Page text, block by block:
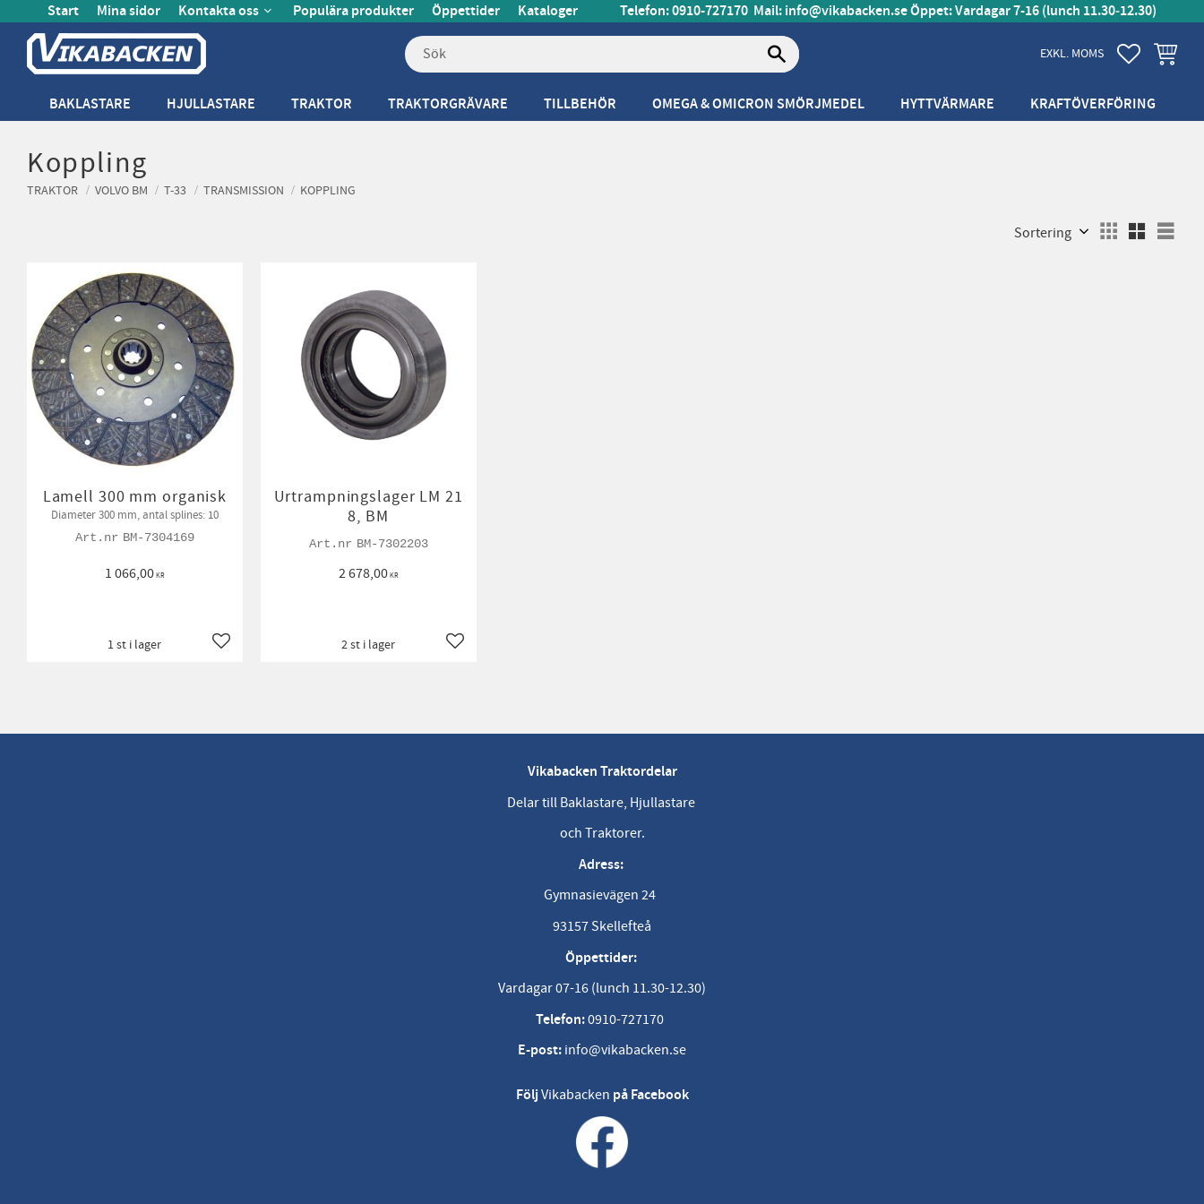
Start Mina sidor Kontakta oss Populära produkter Öppettider Kataloger Telefon: 0910-727170 Mail:info@vikabacken.seÖppet: Vardagar 7-16 (lunch 11.30‑12.30)
EXKL. MOMS FAVORITER
BAKLASTARE HJULLASTARE TRAKTOR TRAKTORGRÄVARE TILLBEHÖR OMEGA & OMICRON SMÖRJMEDEL HYTTVÄRMARE KRAFTÖVERFÖRING
Koppling
TRAKTOR VOLVO BM T-33 TRANSMISSION KOPPLING
Lamell 300 mm organisk
Diameter 300 mm, antal splines: 10
BM-7304169
1 066,00KR
Lägg till i favoriter
1 st i lager
Urtrampningslager LM 21
8, BM
BM-7302203
2 678,00KR
Lägg till i favoriter
2 st i lager
Vikabacken Traktordelar
Delar till Baklastare, Hjullastare
och Traktorer.
Adress:
Gymnasievägen 24
93157 Skellefteå
Öppettider:
Vardagar 07-16 (lunch 11.30-12.30)
Telefon:0910-727170
E-post: info@vikabacken.se
FöljVikabacken på Facebook